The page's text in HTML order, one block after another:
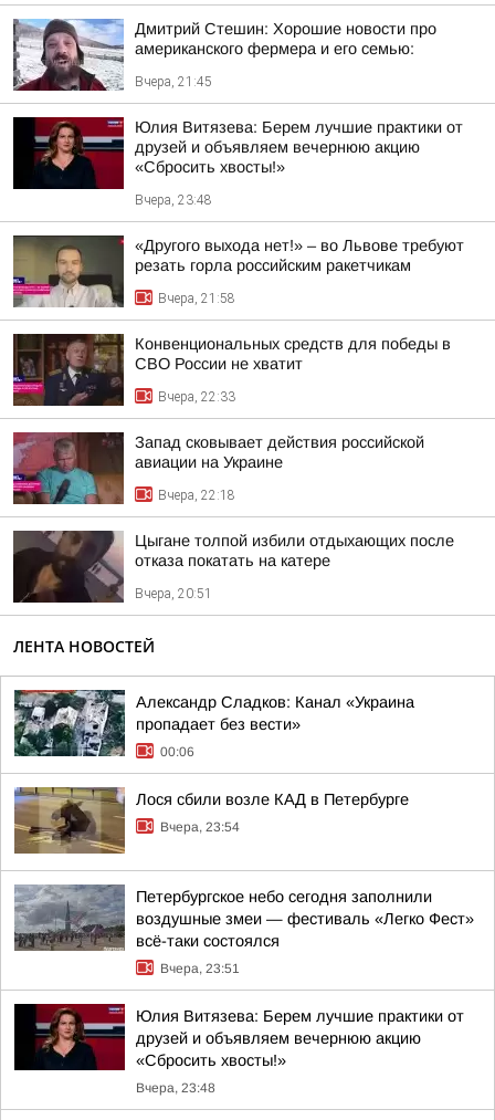
Дмитрий Стешин: Хорошие новости про
американского фермера и его семью:
Вчера, 21:45
Юлия Витязева: Берем лучшие практики от
друзей и объявляем вечернюю акцию
«Сбросить хвосты!»
Вчера, 23:48
«Другого выхода нет!» – во Львове требуют
резать горла российским ракетчикам
Вчера, 21:58
Конвенциональных средств для победы в
СВО России не хватит
Вчера, 22:33
Запад сковывает действия российской
авиации на Украине
Вчера, 22:18
Цыгане толпой избили отдыхающих после
отказа покатать на катере
Вчера, 20:51
ЛЕНТА НОВОСТЕЙ
Александр Сладков: Канал «Украина
пропадает без вести»
00:06
Лося сбили возле КАД в Петербурге
Вчера, 23:54
Петербургское небо сегодня заполнили
воздушные змеи — фестиваль «Легко Фест»
всё-таки состоялся
Вчера, 23:51
Юлия Витязева: Берем лучшие практики от
друзей и объявляем вечернюю акцию
«Сбросить хвосты!»
Вчера, 23:48